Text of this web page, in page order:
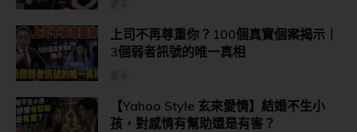
上司不再尊重你？100個真實個案揭示｜
3個弱者訊號的唯一真相
【Yahoo Style 玄來愛情】結婚不生小
孩，對感情有幫助還是有害？